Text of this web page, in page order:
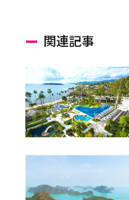
関連記事